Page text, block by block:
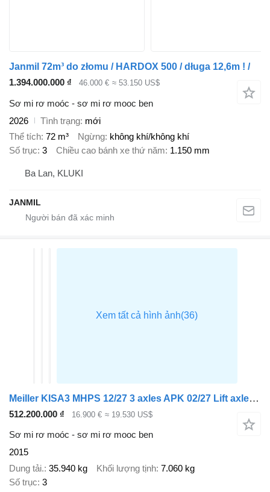
Janmil 72m³ do złomu / HARDOX 500 / długa 12,6m ! /
1.394.000.000 ₫
46.000 € ≈ 53.150 US$
Sơ mi rơ moóc - sơ mi rơ mooc ben
2026
Tình trạng mới
Thể tích 72 m³ Ngừng không khí/không khí
Số trục 3 Chiều cao bánh xe thứ năm 1.150 mm
Ba Lan, KLUKI
JANMIL
Meiller KISA3 MHPS 12/27 3 axles APK 02/27 Lift axle ISO
512.200.000 ₫ 16.900 € ≈ 19.530 US$
Sơ mi rơ moóc - sơ mi rơ mooc ben
2015
Dung tải. 35.940 kg Khối lượng tịnh 7.060 kg
Số trục 3